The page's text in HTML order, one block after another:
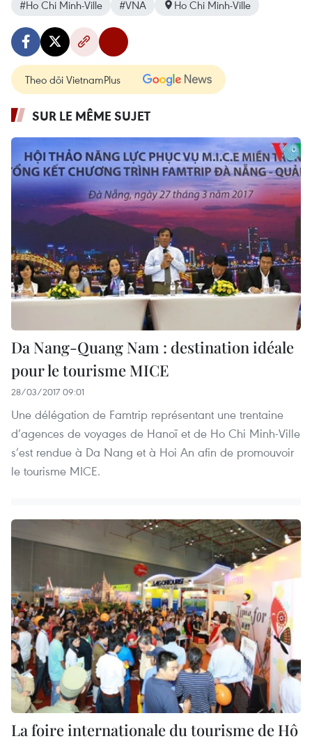
#Ho Chi Minh-Ville #VNA Ho Chi Minh-Ville
Theo dõi VietnamPlus
SUR LE MÊME SUJET
Da Nang-Quang Nam : destination idéale
pour le tourisme MICE
28/03/2017 09:01
Une délégation de Famtrip représentant une trentaine
d’agences de voyages de Hanoï et de Ho Chi Minh-Ville
s’est rendue à Da Nang et à Hoi An afin de promouvoir
le tourisme MICE.
La foire internationale du tourisme de Hô